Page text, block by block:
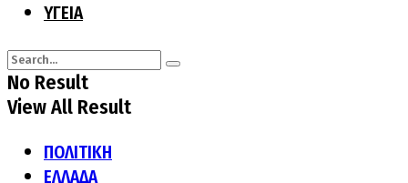
ΥΓΕΙΑ
No Result
View All Result
ΠΟΛΙΤΙΚΗ
ΕΛΛΑΔΑ